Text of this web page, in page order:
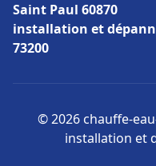
Saint Paul 60870
installation et
73200
© 2026 chauffe-
installation et